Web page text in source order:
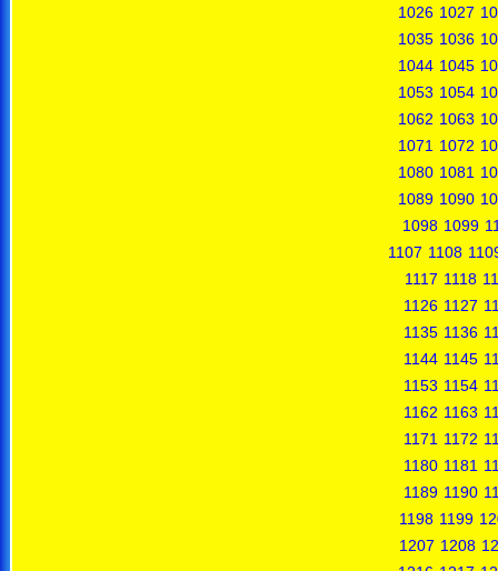
1026 1027
1035 1036
1044 1045
1053 1054
1062 1063
1071 1072
1080 1081
1089 1090
1098 1099
1107 1108
1117 1118
1126 1127
1135 1136
1144 1145
1153 1154
1162 1163
1171 1172
1180 1181
1189 1190
1198 1199
1207 1208